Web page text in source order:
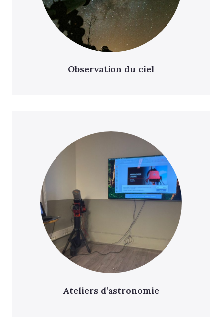
Observation du ciel
Ateliers d’astronomie